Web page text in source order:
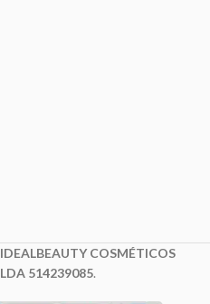
COSMÉTICOS
514239085.